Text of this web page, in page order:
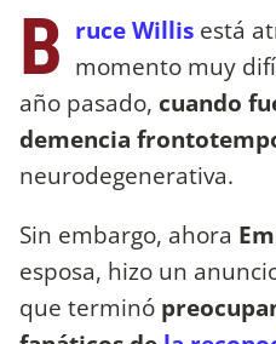
B ruce Willis está
momento muy
año pasado, cuando
demencia
neurodegenerativa.
Sin embargo, ahora
esposa, hizo un
que terminó